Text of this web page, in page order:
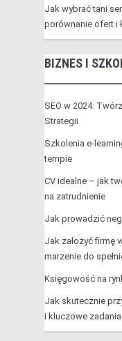
Jak wybrać tani
porównanie ofert i
BIZNES I
SEO w 2024:
Strategii
Szkolenia e-
tempie
CV idealne – jak
na zatrudnienie
Jak prowadzić
Jak założyć firmę
marzenie do
Księgowość na
Jak skutecznie
i kluczowe zadania